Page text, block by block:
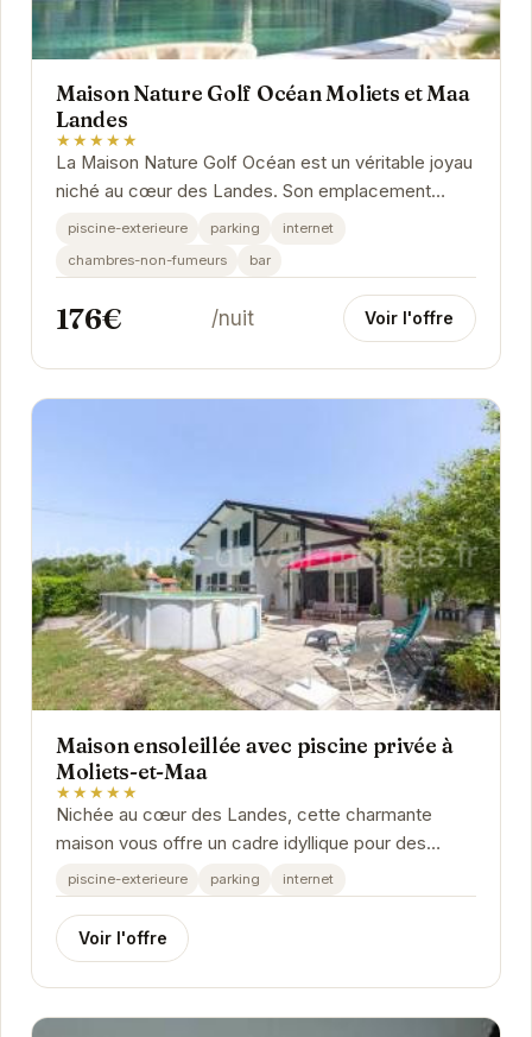
Maison Nature Golf Océan Moliets et Maa
Landes
★★★★★
La Maison Nature Golf Océan est un véritable joyau
niché au cœur des Landes. Son emplacement
privilégié, à proximité des plages et du golf,...
piscine-exterieure parking
internet
chambres-non-fumeurs
bar
176€ /nuit Voir l'offre
Maison ensoleillée avec piscine privée à
Moliets-et-Maa
★★★★★
Nichée au cœur des Landes, cette charmante
maison vous offre un cadre idyllique pour des
vacances inoubliables.
piscine-exterieure parking internet
Voir l'offre